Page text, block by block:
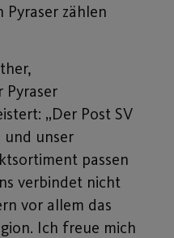
zählen
Pyraser
„Der Post SV
und unser
passen
verbindet nicht
vor allem das
Ich freue mich